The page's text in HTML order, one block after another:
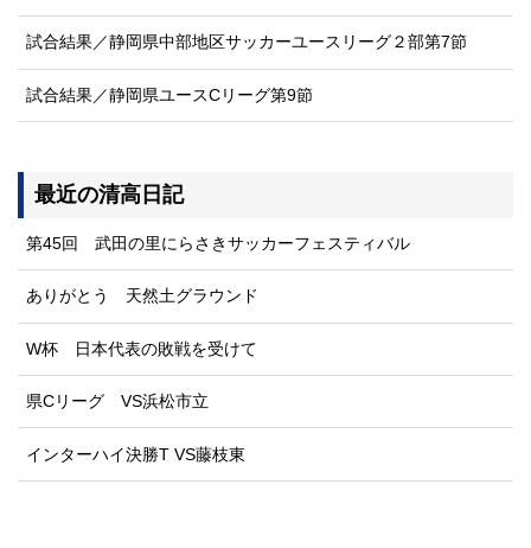
試合結果／静岡県中部地区サッカーユースリーグ２部第7節
試合結果／静岡県ユースCリーグ第9節
最近の清高日記
第45回 武田の里にらさきサッカーフェスティバル
ありがとう 天然土グラウンド
W杯 日本代表の敗戦を受けて
県Cリーグ VS浜松市立
インターハイ決勝T VS藤枝東